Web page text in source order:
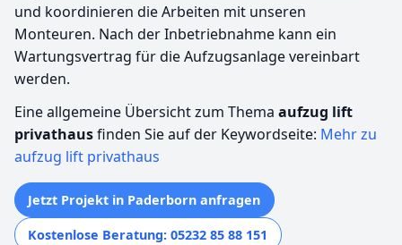
und koordinieren die Arbeiten mit unseren
Monteuren. Nach der Inbetriebnahme kann ein
Wartungsvertrag für die Aufzugsanlage vereinbart
werden.
Eine allgemeine Übersicht zum Thema aufzug lift
privathausfinden Sie auf der Keywordseite: Mehr zu
aufzug lift privathaus
Jetzt Projekt in Paderborn anfragen
Kostenlose Beratung: 05232 85 88 151